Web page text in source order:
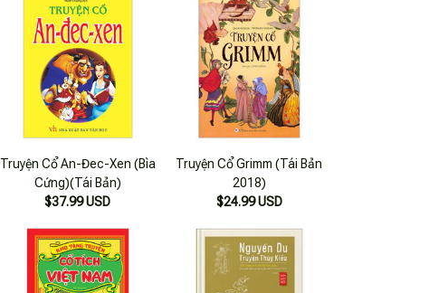
Truyện Cổ An-Đec-Xen (Bìa
Cứng)(Tái Bản)
$37.99 USD
Truyện Cổ Grimm (Tái Bản
2018)
$24.99 USD